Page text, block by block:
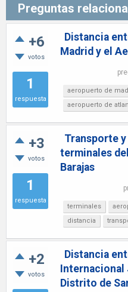
Preguntas
+6
votos
1
respuesta
Distancia
Madrid y el
aeropuerto de
aeropuerto de
+3
votos
1
respuesta
Transporte
terminales
Barajas
terminales
distancia
+2
votos
Distancia
Internacional
Distrito de